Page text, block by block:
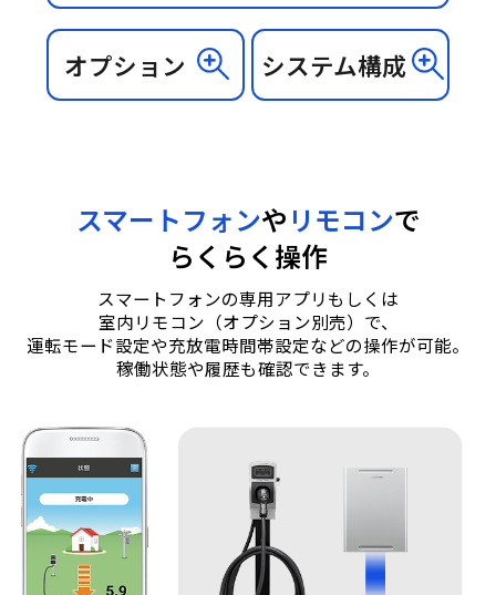
オプション システム構成
スマートフォンや リモコンで
らくらく操作
スマートフォンの専用アプリもしくは
室内リモコン（オプション別売）で、
運転モード設定や充放電時間帯設定などの操作が可能。
稼働状態や履歴も確認できます。